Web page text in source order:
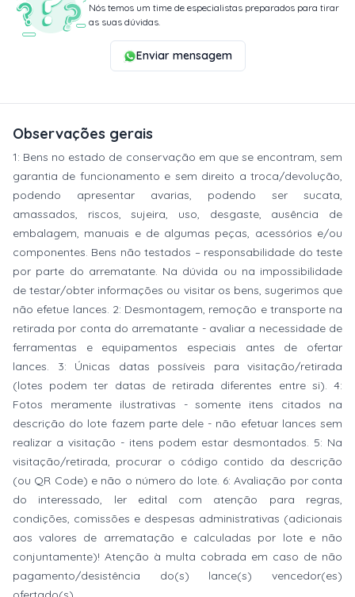
Nós temos um time de especialistas preparados para tirar
as suas dúvidas.
Enviar mensagem
Observações gerais
1: Bens no estado de conservação em que se encontram, sem
garantia de funcionamento e sem direito a troca/devolução,
podendo apresentar avarias, podendo ser sucata,
amassados, riscos, sujeira, uso, desgaste, ausência de
embalagem, manuais e de algumas peças, acessórios e/ou
componentes. Bens não testados – responsabilidade do teste
por parte do arrematante. Na dúvida ou na impossibilidade
de testar/obter informações ou visitar os bens, sugerimos que
não efetue lances. 2: Desmontagem, remoção e transporte na
retirada por conta do arrematante - avaliar a necessidade de
ferramentas e equipamentos especiais antes de ofertar
lances. 3: Únicas datas possíveis para visitação/retirada
(lotes podem ter datas de retirada diferentes entre si). 4:
Fotos meramente ilustrativas - somente itens citados na
descrição do lote fazem parte dele - não efetuar lances sem
realizar a visitação - itens podem estar desmontados. 5: Na
visitação/retirada, procurar o código contido da descrição
(ou QR Code) e não o número do lote. 6: Avaliação por conta
do interessado, ler edital com atenção para regras,
condições, comissões e despesas administrativas (adicionais
aos valores de arrematação e calculadas por lote e não
conjuntamente)! Atenção à multa cobrada em caso de não
pagamento/desistência do(s) lance(s) vencedor(es)